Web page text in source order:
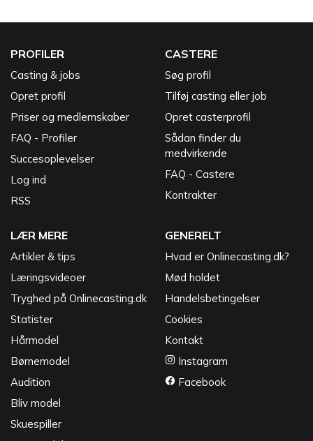
PROFILER
Casting & jobs
Opret profil
Priser og medlemskaber
FAQ - Profiler
Succesoplevelser
Log ind
RSS
CASTERE
Søg profil
Tilføj casting eller job
Opret casterprofil
Sådan finder du
medvirkende
FAQ - Castere
Kontrakter
LÆR MERE
Artikler & tips
Læringsvideoer
Tryghed på Onlinecasting.dk
Statister
Hårmodel
Børnemodel
Audition
Bliv model
Skuespiller
GENERELT
Hvad er Onlinecasting.dk?
Mød holdet
Handelsbetingelser
Cookies
Kontakt
Instagram
Facebook